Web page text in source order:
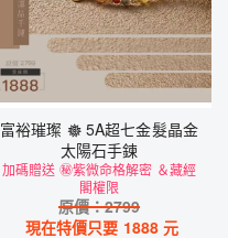
富裕璀璨 𖣔 5A超七金髮晶金
太陽石手鍊
加碼贈送 ㊙紫微命格解密 ＆藏經
閣權限
原價：2799
現在特價只要 1888 元